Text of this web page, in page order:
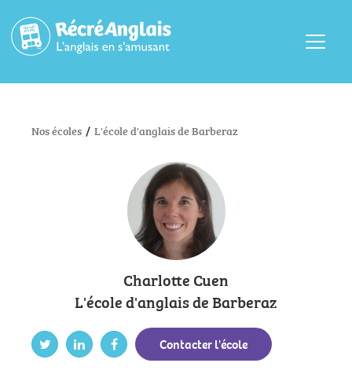
Menu
Nos écoles / L'école d'anglais de Barberaz
Charlotte Cuen
L'école d'anglais de Barberaz
Contacter l'école